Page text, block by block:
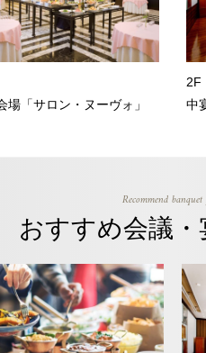
場「サロン・ヌーヴォ」
2F
中
Recommend
おすすめ会議・